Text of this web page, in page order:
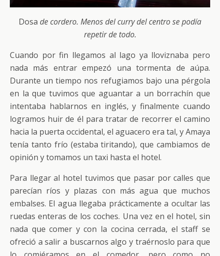
Dosa de cordero. Menos del curry del centro se podía
repetir de todo.
Cuando por fin llegamos al lago ya lloviznaba pero
nada más entrar empezó una tormenta de aúpa.
Durante un tiempo nos refugiamos bajo una pérgola
en la que tuvimos que aguantar a un borrachín que
intentaba hablarnos en inglés, y finalmente cuando
logramos huir de él para tratar de recorrer el camino
hacia la puerta occidental, el aguacero era tal, y Amaya
tenía tanto frío (estaba tiritando), que cambiamos de
opinión y tomamos un taxi hasta el hotel.
Para llegar al hotel tuvimos que pasar por calles que
parecían ríos y plazas con más agua que muchos
embalses. El agua llegaba prácticamente a ocultar las
ruedas enteras de los coches. Una vez en el hotel, sin
nada que comer y con la cocina cerrada, el staff se
ofreció a salir a buscarnos algo y traérnoslo para que